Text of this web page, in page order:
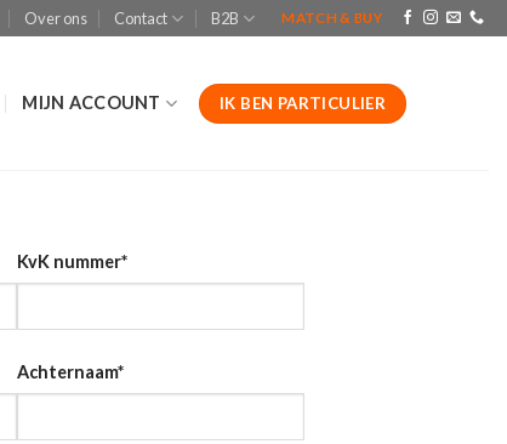
Over ons Contact B2B MATCH & BUY
MIJN ACCOUNT IK BEN PARTICULIER
KvK nummer*
Achternaam*